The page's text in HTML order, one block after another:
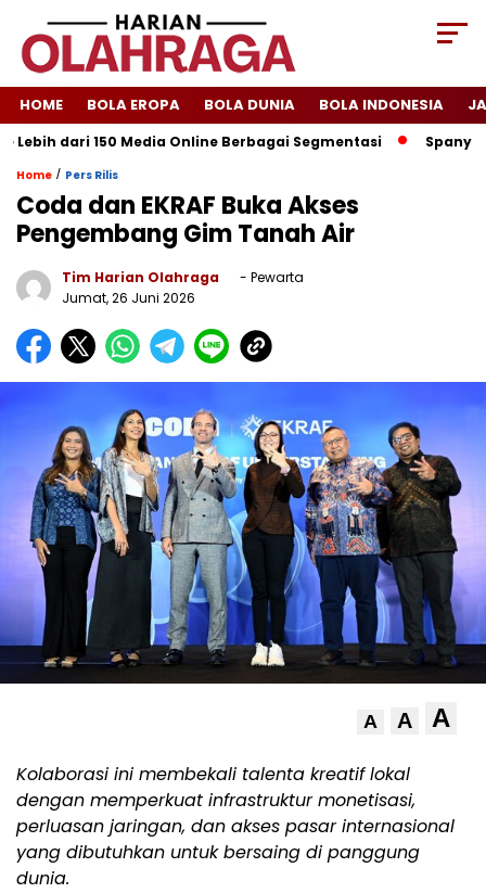
HOME BOLA EROPA BOLA DUNIA BOLA INDONESIA
dari 150 Media Online Berbagai Segmentasi Spanyol
Home / Pers Rilis
Coda dan EKRAF Buka Akses
Pengembang Gim Tanah Air
Tim Harian Olahraga
- Pewarta
Jumat, 26 Juni 2026
A A A
Kolaborasi ini membekali talenta kreatif lokal
dengan memperkuat infrastruktur monetisasi,
perluasan jaringan, dan akses pasar internasional
yang dibutuhkan untuk bersaing di panggung
dunia.